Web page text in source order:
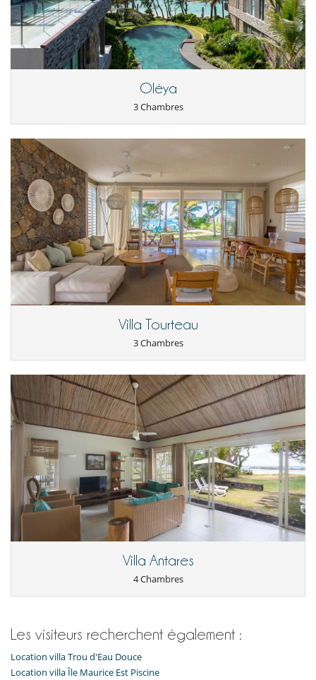
Oléya
3 Chambres
Villa Tourteau
3 Chambres
Villa Antares
4 Chambres
Les visiteurs recherchent également :
Location villa Trou d'Eau Douce
Location villa Île Maurice Est Piscine